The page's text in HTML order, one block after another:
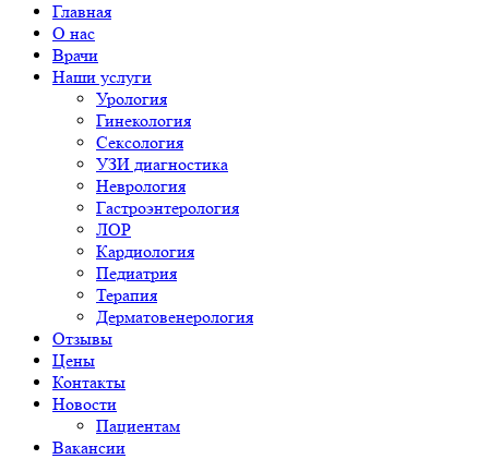
Главная
О нас
Врачи
Наши услуги
Урология
Гинекология
Сексология
УЗИ диагностика
Неврология
Гастроэнтерология
ЛОР
Кардиология
Педиатрия
Терапия
Дерматовенерология
Отзывы
Цены
Контакты
Новости
Пациентам
Вакансии